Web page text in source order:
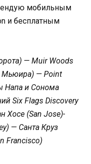
мобильным
и бесплатным
— Muir Woods
Мьюира) — Point
Напа и Сонома
Six Flags Discovery
Хосе (San Jose)-
— Санта Круз
Francisco)